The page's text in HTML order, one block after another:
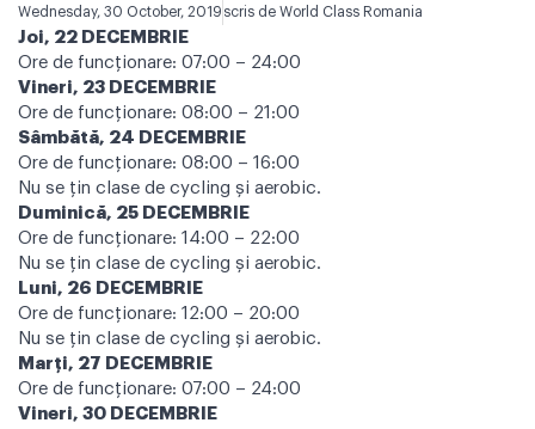
Wednesday, 30 October, 2019 scris de World Class Romania
Joi, 22 DECEMBRIE
Ore de funcţionare: 07:00 – 24:00
Vineri, 23 DECEMBRIE
Ore de funcţionare: 08:00 – 21:00
Sâmbătă, 24 DECEMBRIE
Ore de funcţionare: 08:00 – 16:00
Nu se ţin clase de cycling şi aerobic.
Duminică, 25 DECEMBRIE
Ore de funcţionare: 14:00 – 22:00
Nu se ţin clase de cycling şi aerobic.
Luni, 26 DECEMBRIE
Ore de funcţionare: 12:00 – 20:00
Nu se ţin clase de cycling şi aerobic.
Marţi, 27 DECEMBRIE
Ore de funcţionare: 07:00 – 24:00
Vineri, 30 DECEMBRIE